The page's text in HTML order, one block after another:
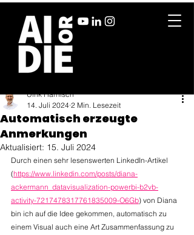
Automatisch erzeugte
Anmerkungen
Ulrik Harnisch
14. Juli 2024 2 Min. Lesezeit
Aktualisiert: 15. Juli 2024
Durch einen sehr lesenswerten LinkedIn-Artikel
(https://www.linkedin.com/posts/diana-
ackermann_datavisualization-powerbi-b2vb-
activity-7217478317761835009-O6Gb) von Diana
bin ich auf die Idee gekommen, automatisch zu
einem Visual auch eine Art Zusammenfassung zu